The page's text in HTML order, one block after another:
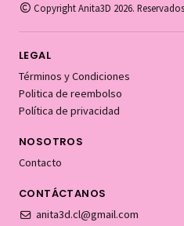
Copyright Anita3D 2026.
LEGAL
Términos y Condiciones
Politica de reembolso
Política de privacidad
NOSOTROS
Contacto
CONTÁCTANOS
anita3d.cl@gmail.com